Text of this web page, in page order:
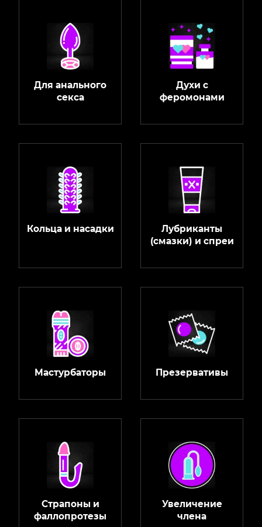
Для анального
секса
Духи с
феромонами
Кольца и насадки
Лубриканты
(смазки) и спреи
Мастурбаторы Презервативы
Страпоны и
фаллопротезы
Увеличение
члена